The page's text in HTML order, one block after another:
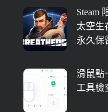
Steam
太空生
永久保
滑鼠點
工具檢